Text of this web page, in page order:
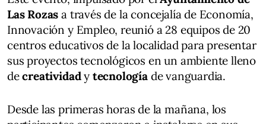
Las Rozas a través de la concejalía de Economía,
Innovación y Empleo, reunió a 28 equipos de 20
centros educativos de la localidad para presentar
sus proyectos tecnológicos en un ambiente lleno
decreatividady tecnologíade vanguardia.
Desde las primeras horas de la mañana, los